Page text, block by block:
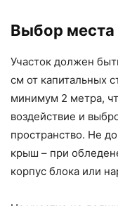
Выбор места
Участок должен
см от капитальных
минимум 2 метра,
воздействие и
пространство. Не
крыш – при
корпус блока или